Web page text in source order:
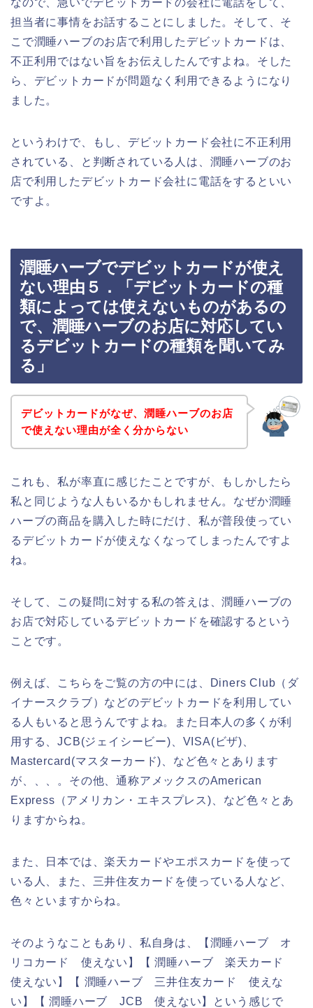
担当者に事情をお話することにしました。そして、そ
こで潤睡ハーブのお店で利用したデビットカードは、
不正利用ではない旨をお伝えしたんですよね。そした
ら、デビットカードが問題なく利用できるようになり
ました。
というわけで、もし、デビットカード会社に不正利用
されている、と判断されている人は、潤睡ハーブのお
店で利用したデビットカード会社に電話をするといい
ですよ。
潤睡ハーブでデビットカードが使え
ない理由５．「デビットカードの種
類によっては使えないものがあるの
で、潤睡ハーブのお店に対応してい
るデビットカードの種類を聞いてみ
る」
デビットカードがなぜ、潤睡ハーブのお店
で使えない理由が全く分からない
これも、私が率直に感じたことですが、もしかしたら
私と同じような人もいるかもしれません。なぜか潤睡
ハーブの商品を購入した時にだけ、私が普段使ってい
るデビットカードが使えなくなってしまったんですよ
ね。
そして、この疑問に対する私の答えは、潤睡ハーブの
お店で対応しているデビットカードを確認するという
ことです。
例えば、こちらをご覧の方の中には、Diners Club（ダ
イナースクラブ）などのデビットカードを利用してい
る人もいると思うんですよね。また日本人の多くが利
用する、JCB(ジェイシービー)、VISA(ビザ)、
Mastercard(マスターカード)、など色々とあります
が、、、。その他、通称アメックスのAmerican
Express（アメリカン・エキスプレス)、など色々とあ
りますからね。
また、日本では、楽天カードやエポスカードを使って
いる人、また、三井住友カードを使っている人など、
色々といますからね。
そのようなこともあり、私自身は、【潤睡ハーブ オ
リコカード 使えない】【 潤睡ハーブ 楽天カード
使えない】【 潤睡ハーブ 三井住友カード 使えな
い】【 潤睡ハーブ JCB 使えない】という感じで